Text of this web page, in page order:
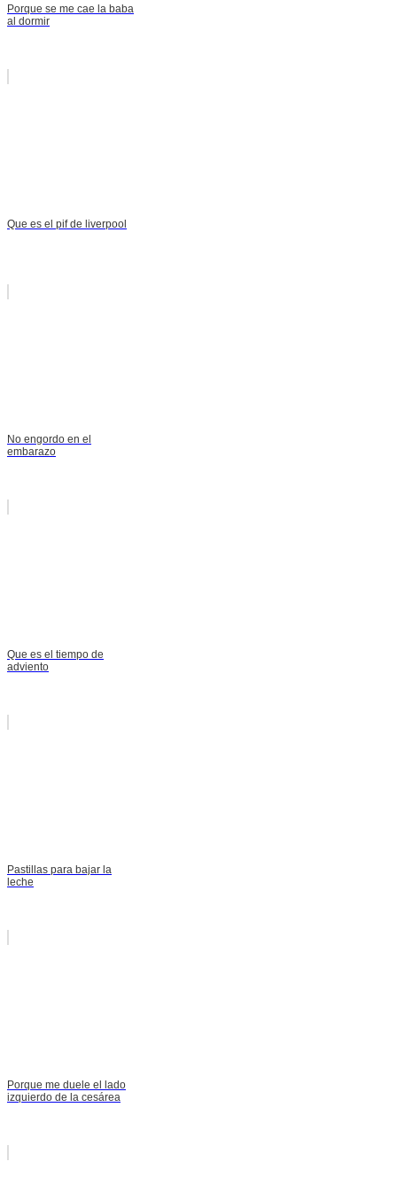
Porque se me cae la baba
al dormir
Que es el pif de liverpool
No engordo en el
embarazo
Que es el tiempo de
adviento
Pastillas para bajar la
leche
Porque me duele el lado
izquierdo de la cesárea